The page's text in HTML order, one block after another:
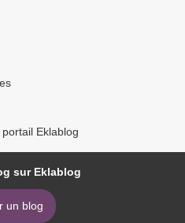
Eklablog
sur Eklablog
un blog